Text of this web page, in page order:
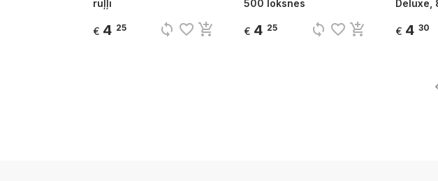
ruļļi
€ 4 25 sync favorite_border add_shopping_cart
500 loksnes
€ 4 25 sync favorite_border add_shopping_cart
Deluxe,
€ 4 30